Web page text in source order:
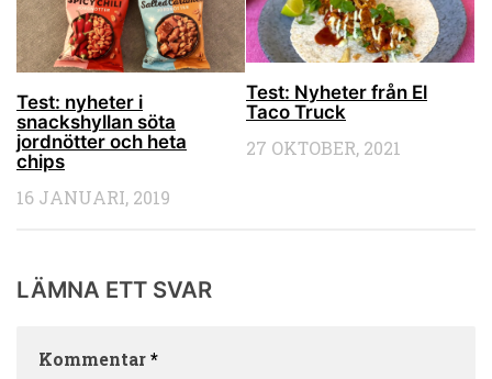
Test: nyheter i
snackshyllan söta
jordnötter och heta
chips
16 JANUARI, 2019
Test: Nyheter från El
Taco Truck
27 OKTOBER, 2021
LÄMNA ETT SVAR
Kommentar*